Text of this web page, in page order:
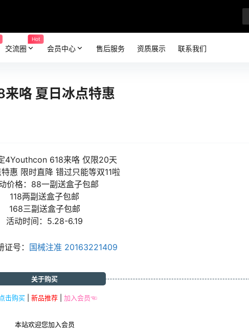
交流圈
Hot
会员中心 售后服务 资质展示 联系我们
咯 夏日冰点特惠
4Youthcon 618来咯 仅限20天
惠 限时直降 错过只能等双11啦
价格：88一副送盒子包邮
118两副送盒子包邮
168三副送盒子包邮
活动时间：5.28-6.19
号： 国械注准 20163221409
击购买 新品推荐 加入会员☜
关于购买
本站欢迎您加入会员